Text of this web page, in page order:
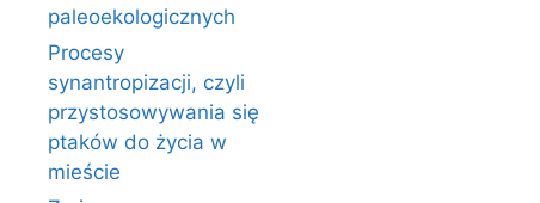
paleoekologicznych
Procesy
synantropizacji, czyli
przystosowywania się
ptaków do życia w
mieście